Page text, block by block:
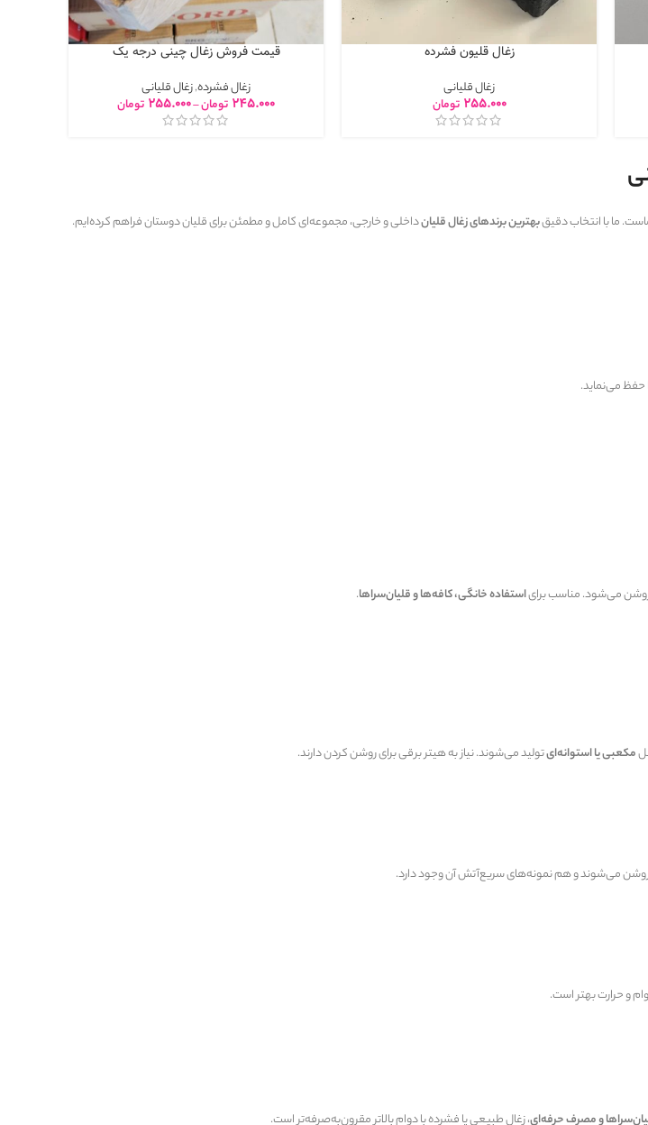
زغال قلیون فشرده
زغال قلیانی
255.000 تومان
قیمت فروش زغال چینی درجه یک
زغال فشرده,زغال قلیانی
245.000 تومان–
255.000 تومان
ما با انتخاب دقیقبهترین برندهای زغال قلیانداخلی و خارجی، مجموعه‌ای کامل و مطمئن برای قلیان دوستان فراهم کرده‌ایم.
حفظ می‌نماید.
می‌شود. مناسب برایاستفاده خانگی، کافه‌ها و قلیان‌سراها.
مکعبی یا استوانه‌ایتولید می‌شوند. نیاز به هیتر برقی برای روشن کردن دارند.
روشن می‌شوند و هم نمونه‌های سریع‌آتش آن وجود دارد.
و حرارت بهتر است.
و مصرف حرفه‌ای، زغال طبیعی یا فشرده با دوام بالاتر مقرون‌به‌صرفه‌تر است.